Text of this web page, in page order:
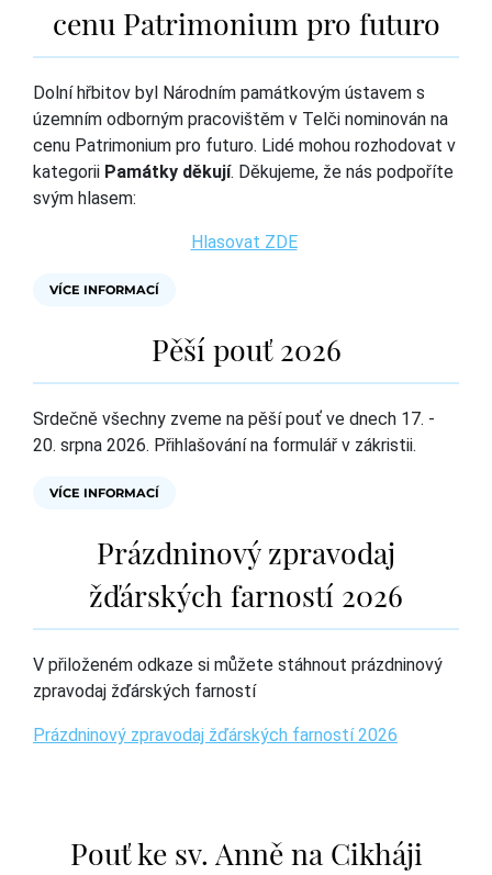
cenu Patrimonium pro futuro
Dolní hřbitov byl Národním památkovým ústavem s
územním odborným pracovištěm v Telči nominován na
cenu Patrimonium pro futuro. Lidé mohou rozhodovat v
kategorii Památky děkují. Děkujeme, že nás podpoříte
svým hlasem:
Hlasovat ZDE
VÍCE INFORMACÍ
Pěší pouť 2026
Srdečně všechny zveme na pěší pouť ve dnech 17. -
20. srpna 2026. Přihlašování na formulář v zákristii.
VÍCE INFORMACÍ
Prázdninový zpravodaj
žďárských farností 2026
V přiloženém odkaze si můžete stáhnout prázdninový
zpravodaj žďárských farností
Prázdninový zpravodaj žďárských farností 2026
Pouť ke sv. Anně na Cikháji